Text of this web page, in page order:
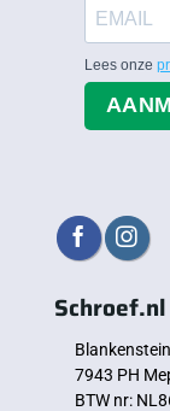
Lees onze
Schroef.nl
7943 PH
BTW nr: